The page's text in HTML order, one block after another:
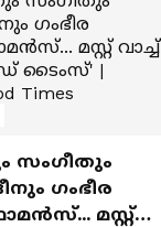
സംഗീതും
ഗംഭീര
മസ്റ്റ്